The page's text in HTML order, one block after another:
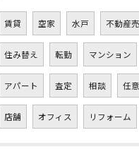
賃貸 空家 水戸 不動産
住み替え 転勤 マンション
アパート 査定 相談 任
店舗 オフィス リフォーム